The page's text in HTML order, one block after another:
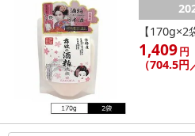
【
1,409円
（704.5円